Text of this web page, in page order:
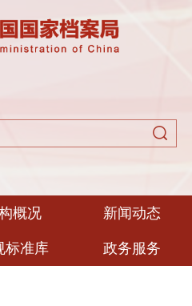
概况 新闻动态
标准库 政务服务